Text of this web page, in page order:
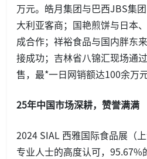
万元。皓月集团与巴西JBS集
大利亚客商；国艳煎饼与日本
成合作；祥裕食品与国内胖东
接成功；吉林省八锦汇现场通
售，最*一日网销额达100余万元
25年中国市场深耕，赞誉满满
2024 SIAL 西雅国际食品展（
专业人士的高度认可，95.67%